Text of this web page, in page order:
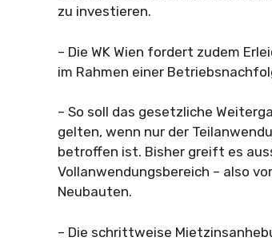
zu investieren.
– Die WK Wien fordert zudem
im Rahmen einer
– So soll das gesetzliche
gelten, wenn nur der
betroffen ist. Bisher greift es
Vollanwendungsbereich – also
Neubauten.
– Die schrittweise